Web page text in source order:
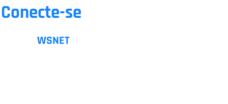
Conecte-se
WSNET, acreditamos que conexão vai